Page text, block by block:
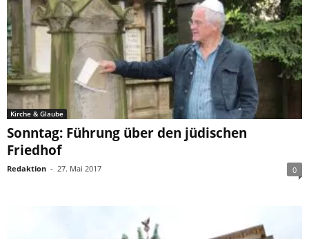
Kirche & Glaube
Sonntag: Führung über den jüdischen
Friedhof
Redaktion - 27. Mai 2017 0